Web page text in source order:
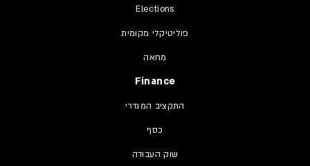
Elections
פוליטיקלי מקומית
מחאה
Finance
התקציב המגדרי
כסף
שוק העבודה